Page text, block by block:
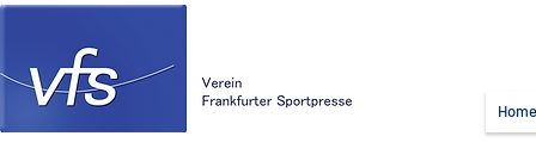
Home